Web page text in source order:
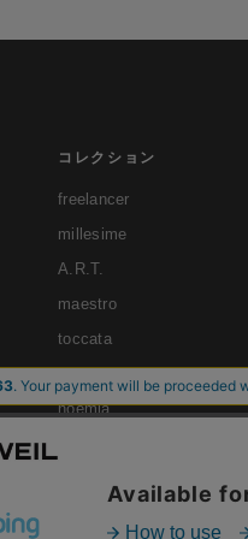
コレクション
freelancer
millesime
A.R.T.
maestro
toccata
tango
noemia